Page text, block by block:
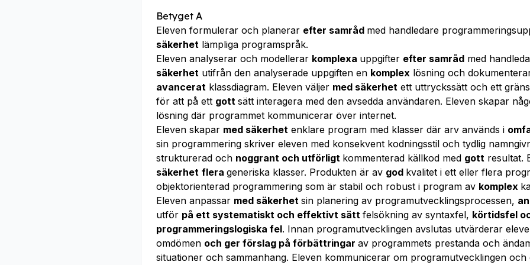
Betyget A
Eleven formulerar och planerar efter samråd med handledare
säkerhet lämpliga programspråk.
Eleven analyserar och modellerar komplexa uppgifter efter samråd med
säkerhet utifrån den analyserade uppgiften en komplex lösning och
avancerat klassdiagram. Eleven väljer med säkerhet ett uttryckssätt och ett
för att på ett gott sätt interagera med den avsedda användaren. Eleven skapar
lösning där programmet kommunicerar över internet.
Eleven skapar med säkerhet enklare program med klasser där arv används i
sin programmering skriver eleven med konsekvent kodningsstil och tydlig
strukturerad och noggrant och utförligt kommenterad källkod med gott resultat.
säkerhet flera generiska klasser. Produkten är av god kvalitet i ett eller flera
objektorienterad programmering som är stabil och robust i program av komplex
Eleven anpassar med säkerhet sin planering av programutvecklingsprocessen,
utför på ett systematiskt och effektivt sätt felsökning av syntaxfel, körtidsfel
programmeringslogiska fel. Innan programutvecklingen avslutas utvärderar
omdömen och ger förslag på förbättringar av programmets prestanda och
situationer och sammanhang. Eleven kommunicerar om programutvecklingen